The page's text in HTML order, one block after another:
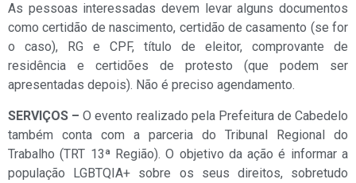
As pessoas interessadas devem levar alguns documentos
como certidão de nascimento, certidão de casamento (se for
o caso), RG e CPF, título de eleitor, comprovante de
residência e certidões de protesto (que podem ser
apresentadas depois). Não é preciso agendamento.
SERVIÇOS –O evento realizado pela Prefeitura de Cabedelo
também conta com a parceria do Tribunal Regional do
Trabalho (TRT 13ª Região). O objetivo da ação é informar a
população LGBTQIA+ sobre os seus direitos, sobretudo